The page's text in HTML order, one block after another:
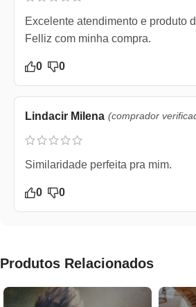
Excelente atendimento e produto
Felliz com minha compra.
0 0
Lindacir Milena (comprador
Similaridade perfeita pra mim.
0 0
Produtos Relacionados